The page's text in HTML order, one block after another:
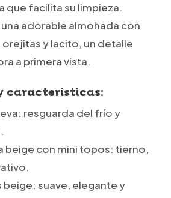
que facilita su limpieza.
adorable almohada con
y lacito, un detalle
a primera vista.
características:
resguarda del frío y
beige con mini topos: tierno,
beige: suave, elegante y